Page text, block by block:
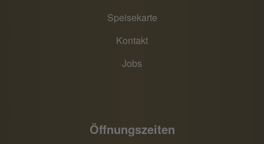
Speisekarte
Kontakt
Jobs
Öffnungszeiten